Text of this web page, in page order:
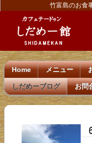
竹富島のお食
Home メニュー
しだめーブログ お問